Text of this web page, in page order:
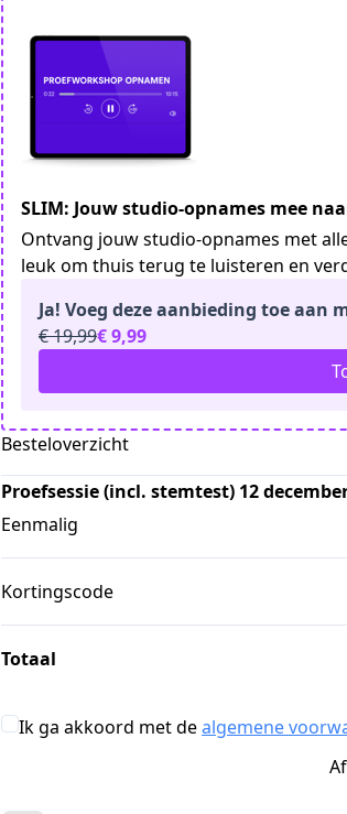
SLIM: Jouw studio-opnames mee
Ontvang jouw studio-opnames met
leuk om thuis terug te luisteren en
Ja! Voeg deze aanbieding toe aan
€ 19,99€ 9,99
Besteloverzicht
Proefsessie (incl. stemtest) 12
Eenmalig
Kortingscode
Totaal
Ik ga akkoord met dealgemene